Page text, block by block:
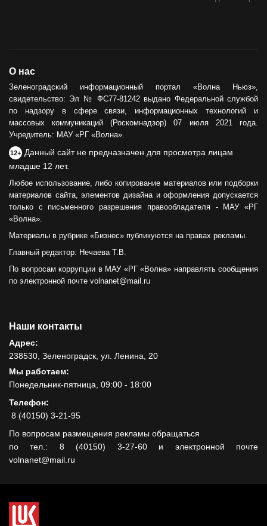
О нас
Зеленоградский информационный портал «Волна Ньюз»,
свидетельство: Эл № ФС77-81242 выдано Федеральной службой
по надзору в сфере связи, информационных технологий и
массовых коммуникаций (Роскомнадзор) 07 июля 2021 года.
Учредитель: МАУ «РГ «Волна».
12+ Данный сайт не предназначен для просмотра лицам
младше 12 лет.
Любое использование, либо копирование материалов или подборки
материалов сайта, элементов дизайна и оформления допускается
только с письменного разрешения правообладателя - МАУ «РГ
«Волна».
Материалы в рубрике «Бизнес» публикуются на правах рекламы.
Главный редактор: Нечаева Т.В.
По вопросам коррупции в МАУ «РГ «Волна» направлять сообщения
по электронной почте volnanet@mail.ru
Наши контакты
Адрес:
238530, Зеленоградск, ул. Ленина, 20
Мы работаем:
Понедельник-пятница, 09:00 - 18:00
Телефон:
8 (40150) 3-21-95
По вопросам размещения рекламы обращаться
по тел.: 8 (40150) 3-27-60 и электронной почте
volnanet@mail.ru